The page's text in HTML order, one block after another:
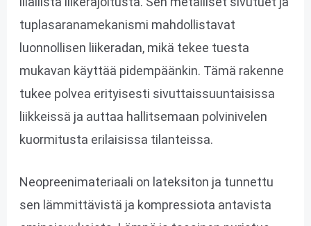
tuplasaranamekanismi mahdollistavat
luonnollisen liikeradan, mikä tekee tuesta
mukavan käyttää pidempäänkin. Tämä rakenne
tukee polvea erityisesti sivuttaissuuntaisissa
liikkeissä ja auttaa hallitsemaan polvinivelen
kuormitusta erilaisissa tilanteissa.
Neopreenimateriaali on lateksiton ja tunnettu
sen lämmittävistä ja kompressiota antavista